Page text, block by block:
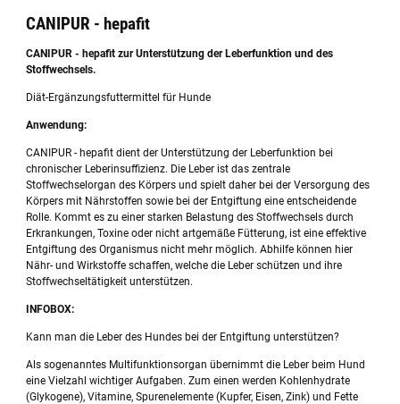
CANIPUR - hepafit
CANIPUR - hepafit zur Unterstützung der Leberfunktion und des
Stoffwechsels.
Diät-Ergänzungsfuttermittel für Hunde
Anwendung:
CANIPUR - hepafit dient der Unterstützung der Leberfunktion bei
chronischer Leberinsuffizienz. Die Leber ist das zentrale
Stoffwechselorgan des Körpers und spielt daher bei der Versorgung des
Körpers mit Nährstoffen sowie bei der Entgiftung eine entscheidende
Rolle. Kommt es zu einer starken Belastung des Stoffwechsels durch
Erkrankungen, Toxine oder nicht artgemäße Fütterung, ist eine effektive
Entgiftung des Organismus nicht mehr möglich. Abhilfe können hier
Nähr- und Wirkstoffe schaffen, welche die Leber schützen und ihre
Stoffwechseltätigkeit unterstützen.
INFOBOX:
Kann man die Leber des Hundes bei der Entgiftung unterstützen?
Als sogenanntes Multifunktionsorgan übernimmt die Leber beim Hund
eine Vielzahl wichtiger Aufgaben. Zum einen werden Kohlenhydrate
(Glykogene), Vitamine, Spurenelemente (Kupfer, Eisen, Zink) und Fette